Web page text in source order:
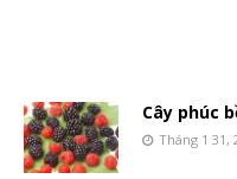
Cây phúc
Tháng 1 31,